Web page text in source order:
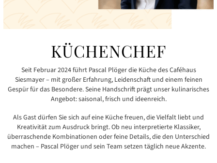
KÜCHENCHEF
Seit Februar 2024 führt Pascal Plöger die Küche des Caféhaus
Siesmayer – mit großer Erfahrung, Leidenschaft und einem feinen
Gespür für das Besondere. Seine Handschrift prägt unser kulinarisches
Angebot: saisonal, frisch und ideenreich.
Als Gast dürfen Sie sich auf eine Küche freuen, die Vielfalt liebt und
Kreativität zum Ausdruck bringt. Ob neu interpretierte Klassiker,
überraschende Kombinationen oder feine Details, die den Unterschied
machen – Pascal Plöger und sein Team setzen täglich neue Akzente.